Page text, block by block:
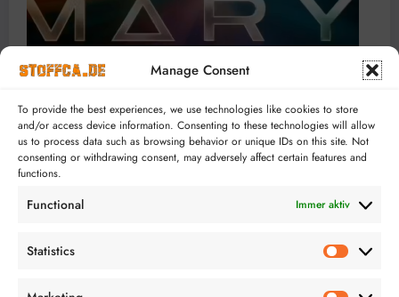
Manage Consent
To provide the best experiences, we use technologies like cookies to store
and/or access device information. Consenting to these technologies will allow
us to process data such as browsing behavior or unique IDs on this site. Not
consenting or withdrawing consent, may adversely affect certain features and
functions.
Functional Immer aktiv
Statistics Statistics
Good Luck, Have Fun, Don’t Die